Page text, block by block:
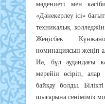
мәдениеті мен
«Дәнекерлеу ісі»
техникалық
Жеңісбек
номинациясын жеңіп
Иә, бұл аудандағы
мерейін өсіріп,
байқау болды.
шығарына сеніміміз